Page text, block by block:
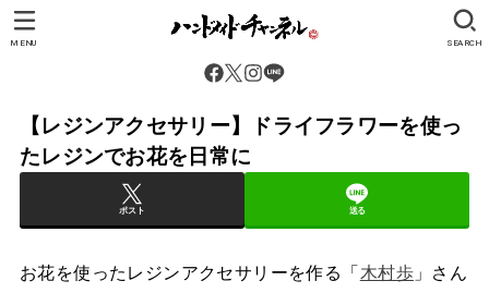
SEARCH
MENU
【レジンアクセサリー】ドライフラワーを使っ
たレジンでお花を日常に
ポスト 送る
お花を使ったレジンアクセサリーを作る「木村歩」さん